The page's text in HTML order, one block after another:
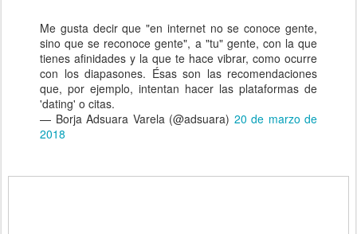
Me gusta decir que "en internet no se conoce gente,
sino que se reconoce gente", a "tu" gente, con la que
tienes afinidades y la que te hace vibrar, como ocurre
con los diapasones. Ésas son las recomendaciones
que, por ejemplo, intentan hacer las plataformas de
'dating' o citas.
— Borja Adsuara Varela (@adsuara) 20 de marzo de
2018